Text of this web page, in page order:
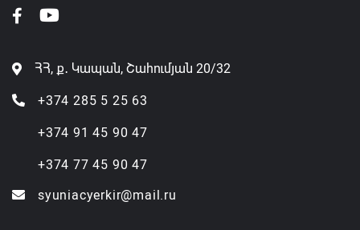
ՀՀ, ք․ Կապան, Շահումյան 20/32
+374 285 5 25 63
+374 91 45 90 47
+374 77 45 90 47
syuniacyerkir@mail.ru